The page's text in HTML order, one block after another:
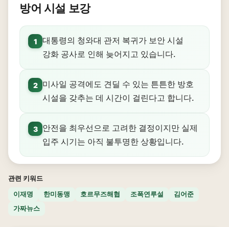
방어 시설 보강
1
대통령의 청와대 관저 복귀가 보안 시설
강화 공사로 인해 늦어지고 있습니다.
2
미사일 공격에도 견딜 수 있는 튼튼한 방호
시설을 갖추는 데 시간이 걸린다고 합니다.
3
안전을 최우선으로 고려한 결정이지만 실제
입주 시기는 아직 불투명한 상황입니다.
관련 키워드
이재명
한미동맹 호르무즈해협 조폭연루설
김어준
가짜뉴스